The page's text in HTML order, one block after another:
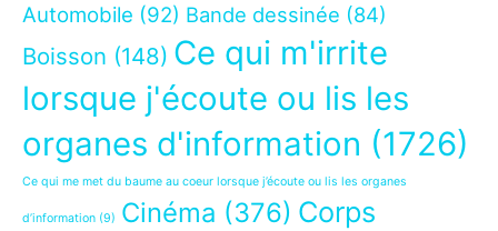
Automobile (92) Bande dessinée (84)
Boisson (148) Ce qui m'irrite
lorsque j'écoute ou lis les
organes d'information (1726)
Ce qui me met du baume au coeur lorsque j’écoute ou lis les organes
d’information (9) Cinéma (376) Corps